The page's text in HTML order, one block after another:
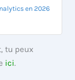
en 2026
tu peux
ici.